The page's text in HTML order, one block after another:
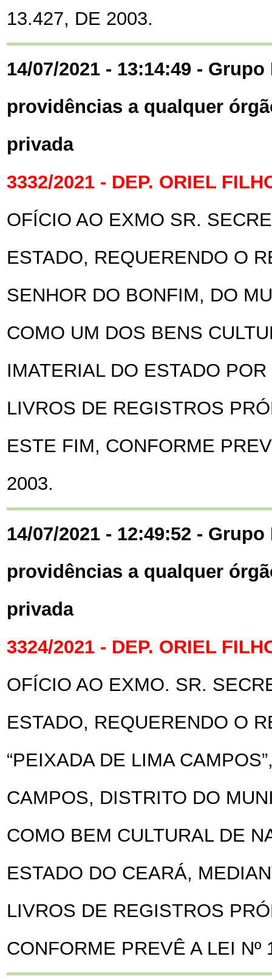
13.427, DE 2003.
14/07/2021 - 13:14:49 -
providências a qualquer
privada
3332/2021 - DEP. ORIEL
OFÍCIO AO EXMO SR.
ESTADO, REQUERENDO O
SENHOR DO BONFIM, DO
COMO UM DOS BENS
IMATERIAL DO ESTADO
LIVROS DE REGISTROS
ESTE FIM, CONFORME
2003.
14/07/2021 - 12:49:52 -
providências a qualquer
privada
3324/2021 - DEP. ORIEL
OFÍCIO AO EXMO. SR.
ESTADO, REQUERENDO O
“PEIXADA DE LIMA
CAMPOS, DISTRITO DO
COMO BEM CULTURAL DE
ESTADO DO CEARÁ,
LIVROS DE REGISTROS
CONFORME PREVÊ A LEI Nº